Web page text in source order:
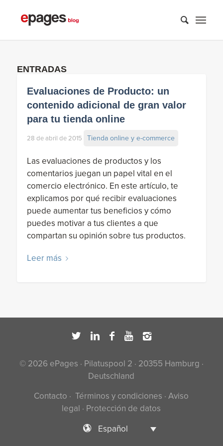
ENTRADAS
Evaluaciones de Producto: un
contenido adicional de gran valor
para tu tienda online
28 de abril de 2015 Tienda online y e-commerce
Las evaluaciones de productos y los
comentarios juegan un papel vital en el
comercio electrónico. En este artículo, te
explicamos por qué recibir evaluaciones
puede aumentar tus beneficios y cómo
puedes motivar a tus clientes a que
compartan su opinión sobre tus productos.
Leer más
© 2026 ePages · Pilatuspool 2 · 20355 Hamburg ·
Deutschland
Contacto · Términos y condiciones ·Aviso
legal · Protección de datos
Español